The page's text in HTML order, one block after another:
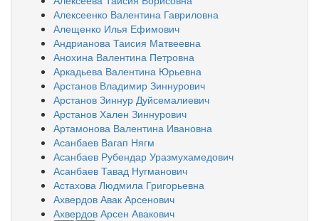
Алексеенко Валентина Гавриловна
Алещенко Илья Ефимович
Андрианова Таисия Матвеевна
Анохина Валентина Петровна
Аркадьева Валентина Юрьевна
Арстанов Владимир Зиннурович
Арстанов Зиннур Дуйсемалиевич
Арстанов Хален Зиннурович
Артамонова Валентина Ивановна
Асанбаев Вагап Нягм
Асанбаев Рубендар Уразмухамедович
Асанбаев Тавад Нугманович
Астахова Людмила Григорьевна
Ахвердов Авак Арсенович
Ахвердов Арсен Авакович